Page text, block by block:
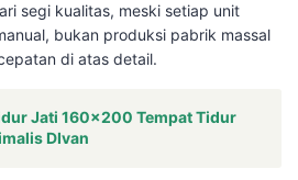
segi kualitas, meski setiap unit
bukan produksi pabrik massal
di atas detail.
Jati 160×200 Tempat Tidur
DIvan